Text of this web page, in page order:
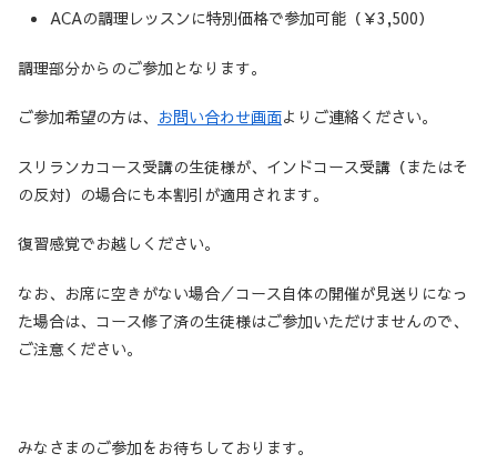
ACAの調理レッスンに特別価格で参加可能（￥3,500）
調理部分からのご参加となります。
ご参加希望の方は、 お問い合わせ画面よりご連絡ください。
スリランカコース受講の生徒様が、インドコース受講（またはそ
の反対）の場合にも本割引が適用されます。
復習感覚でお越しください。
なお、お席に空きがない場合／コース自体の開催が見送りになっ
た場合は、コース修了済の生徒様はご参加いただけませんので、
ご注意ください。
みなさまのご参加をお待ちしております。